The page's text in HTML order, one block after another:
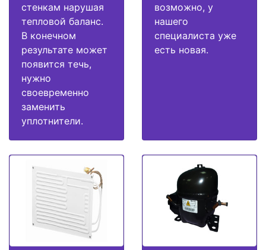
стенкам нарушая
тепловой баланс.
В конечном
результате может
появится течь,
нужно
своевременно
заменить
уплотнители.
возможно, у
нашего
специалиста уже
есть новая.